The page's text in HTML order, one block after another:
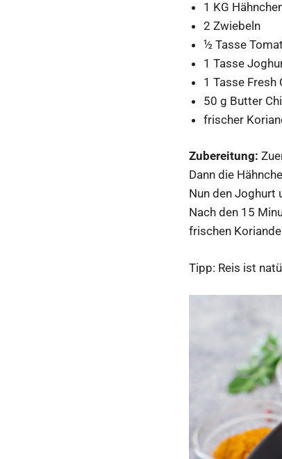
1 KG
2 Zwiebeln
½ Tasse
1 Tasse
1 Tasse Fresh
50 g Butter
frischer
Zubereitung:
Dann die
Nun den Joghurt
Nach den 15
frischen
Tipp: Reis ist